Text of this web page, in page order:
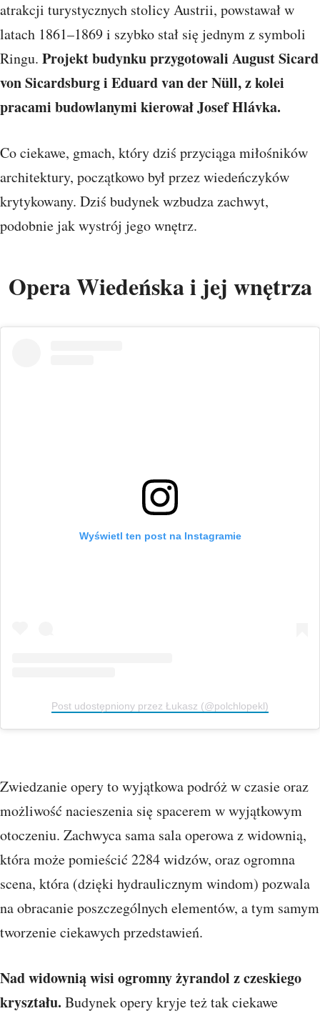
atrakcji turystycznych stolicy Austrii, powstawał w
latach 1861–1869 i szybko stał się jednym z symboli
Ringu. Projekt budynku przygotowali August Sicard
von Sicardsburg i Eduard van der Nüll, z kolei
pracami budowlanymi kierował Josef Hlávka.
Co ciekawe, gmach, który dziś przyciąga miłośników
architektury, początkowo był przez wiedeńczyków
krytykowany. Dziś budynek wzbudza zachwyt,
podobnie jak wystrój jego wnętrz.
Opera Wiedeńska i jej wnętrza
Wyświetl ten post na Instagramie
Post udostępniony przez Łukasz (@polchlopekl)
Zwiedzanie opery to wyjątkowa podróż w czasie oraz
możliwość nacieszenia się spacerem w wyjątkowym
otoczeniu. Zachwyca sama sala operowa z widownią,
która może pomieścić 2284 widzów, oraz ogromna
scena, która (dzięki hydraulicznym windom) pozwala
na obracanie poszczególnych elementów, a tym samym
tworzenie ciekawych przedstawień.
Nad widownią wisi ogromny żyrandol z czeskiego
kryształu. Budynek opery kryje też tak ciekawe